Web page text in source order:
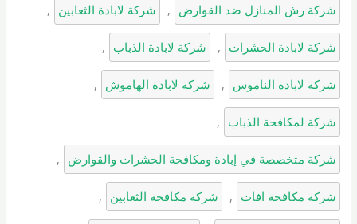
شركة رش المنازل ضد القوارض , شركة لابادة الثعابين ,
شركة لابادة الحشرات , شركة لابادة الذباب ,
شركة لابادة الناموس , شركة لابادة الهاموش ,
شركة لمكافحة الذباب ,
شركة متخصصة في إبادة ومكافحة الحشرات والقوارض ,
شركة مكافحة افات , شركة مكافحة الثعابين ,